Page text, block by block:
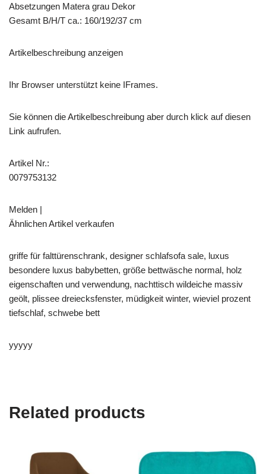
Absetzungen Matera grau Dekor
Gesamt B/H/T ca.: 160/192/37 cm
Artikelbeschreibung anzeigen
Ihr Browser unterstützt keine IFrames.
Sie können die Artikelbeschreibung aber durch klick auf diesen
Link aufrufen.
Artikel Nr.:
0079753132
Melden |
Ähnlichen Artikel verkaufen
griffe für falttürenschrank, designer schlafsofa sale, luxus
besondere luxus babybetten, größe bettwäsche normal, holz
eigenschaften und verwendung, nachttisch wildeiche massiv
geölt, plissee dreiecksfenster, müdigkeit winter, wieviel prozent
tiefschlaf, schwebe bett
yyyyy
Related products